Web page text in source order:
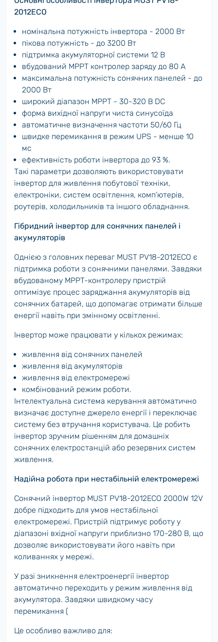
2012ECO
номінальна потужність інвертора - 2000 Вт
пікова потужність - до 3200 Вт
підтримка акумуляторної системи 12 В
вбудований MPPT контролер заряду до 80 А
максимальна потужність сонячних панелей - до
2000 Вт
широкий діапазон MPPT - 30-320 В DC
форма вихідної напруги чиста синусоїда
автоматичне визначення частоти 50/60 Гц
швидке перемикання в режим UPS - менше 10
мс
ефективність роботи інвертора до 93 %.
Такі параметри дозволяють використовувати
інвертор для живлення побутової техніки,
електроніки, систем освітлення, комп’ютерів,
роутерів, холодильників та іншого обладнання.
Гібридний інвертор для сонячних панелей і
акумуляторів
Однією з головних переваг MUST PV18-2012ECO є
підтримка роботи з сонячними панелями. Завдяки
вбудованому MPPT-контролеру пристрій
оптимізує процес заряджання акумуляторів від
сонячних батарей, що допомагає отримати більше
енергії навіть при змінному освітленні.
Інвертор може працювати у кількох режимах:
живлення від сонячних панелей
живлення від акумуляторів
живлення від електромережі
комбінований режим роботи.
Інтелектуальна система керування автоматично
визначає доступне джерело енергії і переключає
систему без втручання користувача. Це робить
інвертор зручним рішенням для домашніх
сонячних електростанцій або резервних систем
живлення.
Надійна робота при нестабільній електромережі
Сонячний інвертор MUST PV18-2012ECO 2000W 12V
добре підходить для умов нестабільної
електромережі. Пристрій підтримує роботу у
діапазоні вхідної напруги приблизно 170-280 В, що
дозволяє використовувати його навіть при
коливаннях у мережі.
У разі зникнення електроенергії інвертор
автоматично переходить у режим живлення від
акумулятора. Завдяки швидкому часу
перемикання (
Це особливо важливо для: